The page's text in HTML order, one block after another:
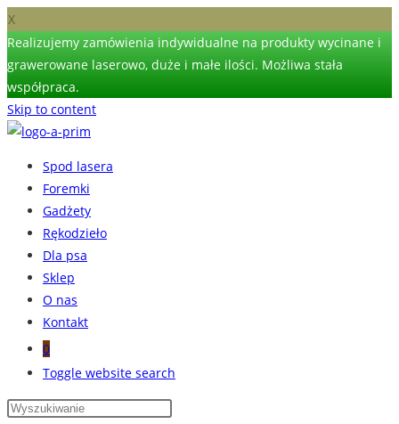
X
Realizujemy zamówienia indywidualne na produkty wycinane i
grawerowane laserowo, duże i małe ilości. Możliwa stała
współpraca.
Skip to content
Spod lasera
Foremki
Gadżety
Rękodzieło
Dla psa
Sklep
O nas
Kontakt
0
Toggle website search